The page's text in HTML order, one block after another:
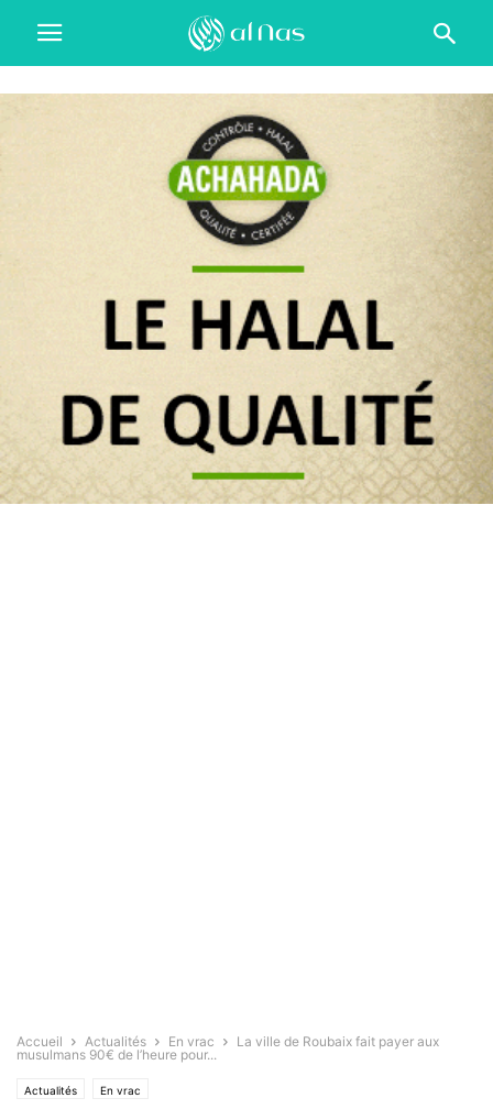
Accueil Actualités En vrac
La ville de Roubaix fait payer aux
musulmans 90€ de l’heure pour...
Actualités En vrac